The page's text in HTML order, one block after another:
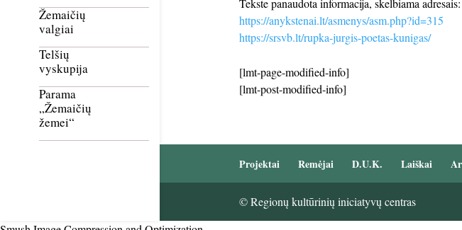
Žemaičių
valgiai
Telšių
vyskupija
Parama
„Žemaičių
žemei“
Tekste panaudota informacija, skelbiama adresais:
https://anykstenai.lt/asmenys/asm.php?id=315
https://srsvb.lt/rupka-jurgis-poetas-kunigas/
[lmt-page-modified-info]
[lmt-post-modified-info]
Projektai Remėjai D.U.K. Laiškai
© Regionų kultūrinių iniciatyvų centras